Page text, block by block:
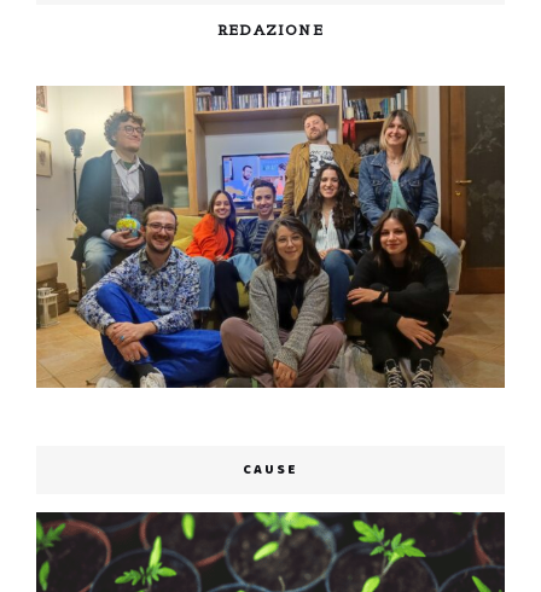
REDAZIONE
CAUSE